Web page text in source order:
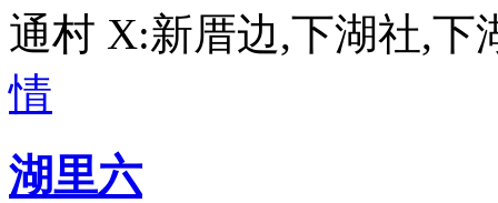
通村 X:新厝边,下湖社,
情
湖里六